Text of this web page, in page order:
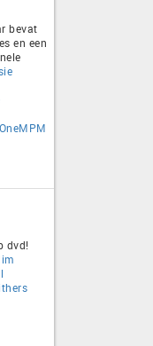
bevat
en een
dvd!